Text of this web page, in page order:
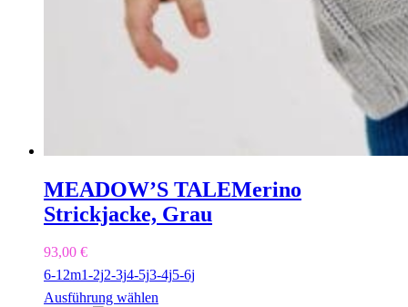
MEADOW’S TALEMerino
Strickjacke, Grau
93,00 €
6-12m1-2j2-3j4-5j3-4j5-6j
Ausführung wählen